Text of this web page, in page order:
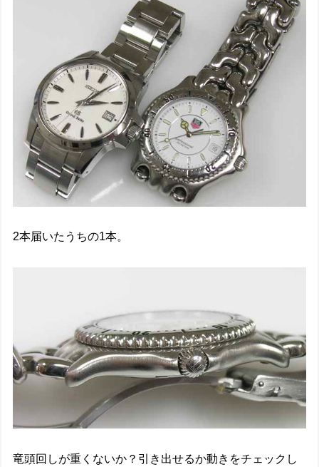
2本届いたうちの1本。
竜頭回しが重くないか？引き出せるか動きをチェックし